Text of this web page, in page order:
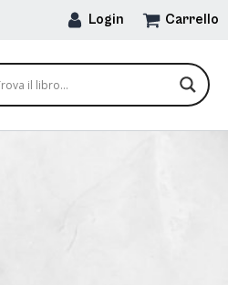
Login Carrello